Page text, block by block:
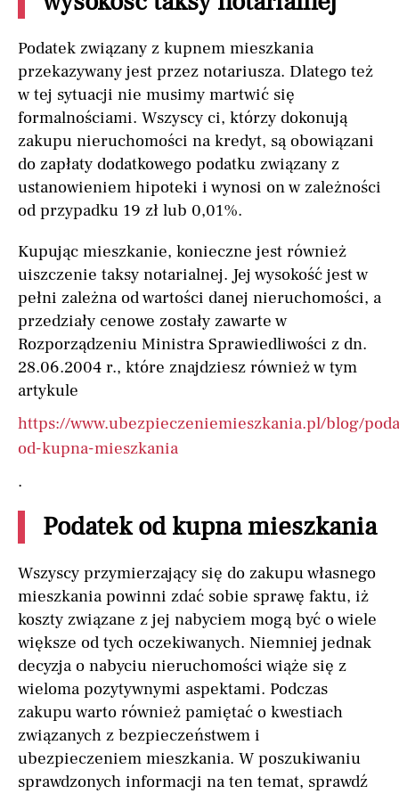
Podatek związany z kupnem mieszkania
przekazywany jest przez notariusza. Dlatego też
w tej sytuacji nie musimy martwić się
formalnościami. Wszyscy ci, którzy dokonują
zakupu nieruchomości na kredyt, są obowiązani
do zapłaty dodatkowego podatku związany z
ustanowieniem hipoteki i wynosi on w zależności
od przypadku 19 zł lub 0,01%.
Kupując mieszkanie, konieczne jest również
uiszczenie taksy notarialnej. Jej wysokość jest w
pełni zależna od wartości danej nieruchomości, a
przedziały cenowe zostały zawarte w
Rozporządzeniu Ministra Sprawiedliwości z dn.
28.06.2004 r., które znajdziesz również w tym
artykule
https://www.ubezpieczeniemieszkania.pl/blog/
od-kupna-mieszkania
.
Podatek od kupna mieszkania
Wszyscy przymierzający się do zakupu własnego
mieszkania powinni zdać sobie sprawę faktu, iż
koszty związane z jej nabyciem mogą być o wiele
większe od tych oczekiwanych. Niemniej jednak
decyzja o nabyciu nieruchomości wiąże się z
wieloma pozytywnymi aspektami. Podczas
zakupu warto również pamiętać o kwestiach
związanych z bezpieczeństwem i
ubezpieczeniem mieszkania. W poszukiwaniu
sprawdzonych informacji na ten temat, sprawdź